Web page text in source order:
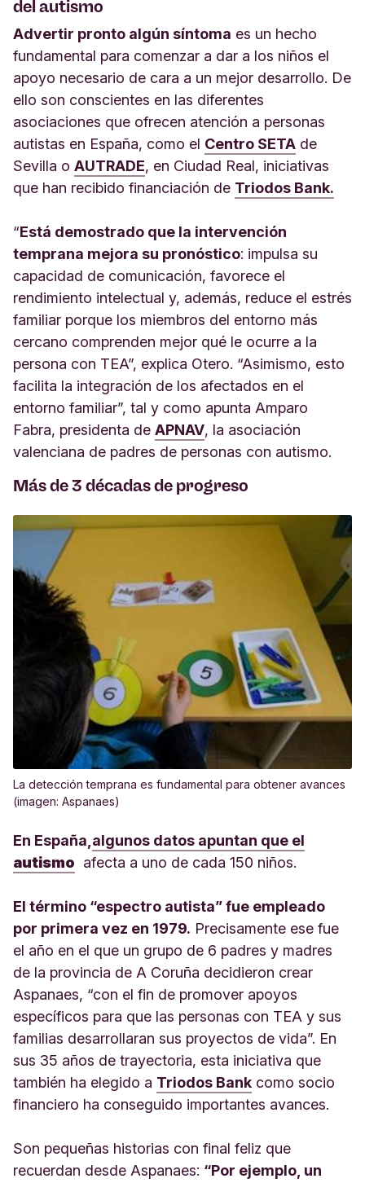
del autismo
Advertir pronto algún síntoma es un hecho
fundamental para comenzar a dar a los niños el
apoyo necesario de cara a un mejor desarrollo. De
ello son conscientes en las diferentes
asociaciones que ofrecen atención a personas
autistas en España, como el Centro SETA de
Sevilla o AUTRADE, en Ciudad Real, iniciativas
que han recibido financiación de Triodos Bank.
“Está demostrado que la intervención
temprana mejora su pronóstico: impulsa su
capacidad de comunicación, favorece el
rendimiento intelectual y, además, reduce el estrés
familiar porque los miembros del entorno más
cercano comprenden mejor qué le ocurre a la
persona con TEA”, explica Otero. “Asimismo, esto
facilita la integración de los afectados en el
entorno familiar”, tal y como apunta Amparo
Fabra, presidenta de APNAV, la asociación
valenciana de padres de personas con autismo.
Más de 3 décadas de progreso
La detección temprana es fundamental para obtener avances
(imagen: Aspanaes)
En España,algunos datos apuntan que el
autismo afecta a uno de cada 150 niños.
El término “espectro autista” fue empleado
por primera vez en 1979. Precisamente ese fue
el año en el que un grupo de 6 padres y madres
de la provincia de A Coruña decidieron crear
Aspanaes, “con el fin de promover apoyos
específicos para que las personas con TEA y sus
familias desarrollaran sus proyectos de vida”. En
sus 35 años de trayectoria, esta iniciativa que
también ha elegido a Triodos Bank como socio
financiero ha conseguido importantes avances.
Son pequeñas historias con final feliz que
recuerdan desde Aspanaes: “Por ejemplo, un